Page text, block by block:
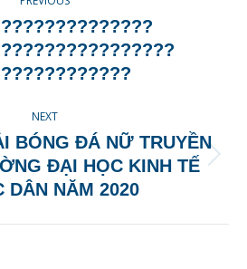
Previous
post:
NEXT
Next
post:
BÓNG ĐÁ NỮ TRUYỀN
ĐẠI HỌC KINH TẾ
DÂN NĂM 2020